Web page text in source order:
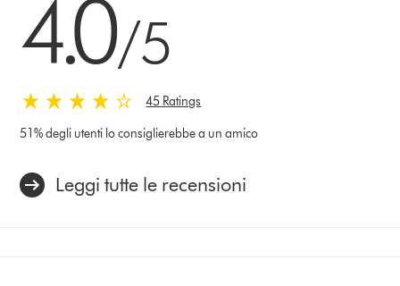
4.0/5
45 Ratings
51% degli utenti lo consiglierebbe a un amico
Leggi tutte le recensioni